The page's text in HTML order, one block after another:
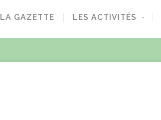
LA GAZETTE LES ACTIVITÉS